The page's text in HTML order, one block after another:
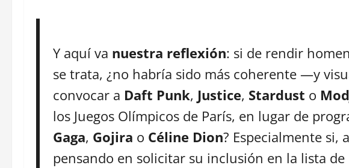
Y aquí va nuestra reflexión: si de rendir
se trata, ¿no habría sido más coherente —y
convocar a Daft Punk, Justice, Stardust o
los Juegos Olímpicos de París, en lugar de
Gaga, Gojira o Céline Dion? Especialmente si,
pensando en solicitar su inclusión en la lista